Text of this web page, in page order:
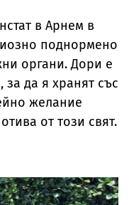
в Арнем в
поднормено
органи. Дори е
за да я хранят със
желание
от този свят.